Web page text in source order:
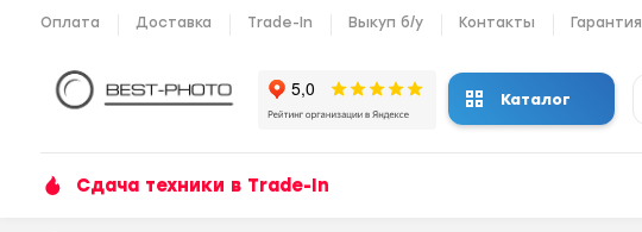
Оплата Доставка Trade-In Выкуп б/у Контакты Гарантия
Каталог
Сдача техники в Trade-In